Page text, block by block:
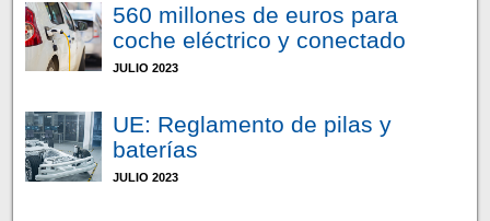
560 millones de euros para
coche eléctrico y conectado
JULIO 2023
UE: Reglamento de pilas y
baterías
JULIO 2023